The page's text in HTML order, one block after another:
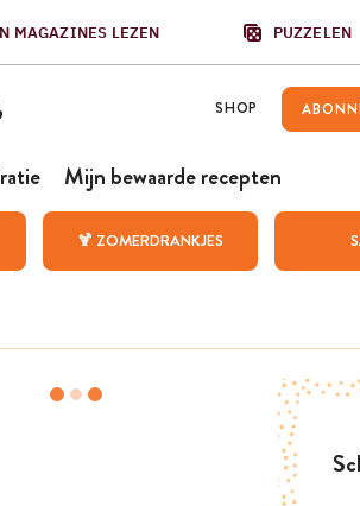
MAGAZINES LEZEN PUZZELEN
SHOP
Mijn bewaarde recepten
🍹 ZOMERDRANKJES